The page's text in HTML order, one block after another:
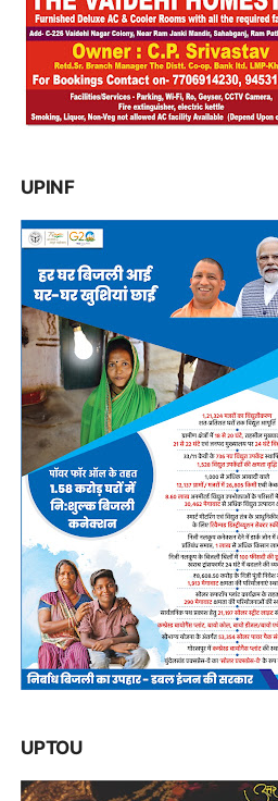
UPINF
UPTOU